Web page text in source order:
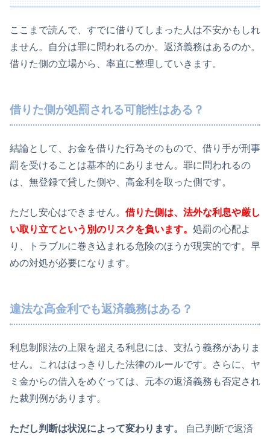
ここまで読んで、すでに借りてしまった人は不安かもしれ
ません。自分は罪に問われるのか。返済義務はあるのか。
借りた側の立場から、率直に整理していきます。
借りた側が処罰される可能性はある？
結論として、お金を借りた行為そのもので、借り手が刑事
罰を受けることは基本的にありません。罪に問われるの
は、無登録で貸した側や、高金利を取った側です。
ただし安心はできません。 借りた側は、法外な利息や厳し
い取り立てという別のリスクを負います。 処罰の心配よ
り、トラブルに巻き込まれる危険のほうが現実的です。早
めの対処が必要になります。
違法な高金利でも返済義務はある？
利息制限法の上限を超える利息には、支払う義務がありま
せん。これははっきりした法律のルールです。さらに、ヤ
ミ金からの借入をめぐっては、元本の返済義務も否定され
た裁判例があります。
ただし判断は状況によって変わります。
自己判断で返済